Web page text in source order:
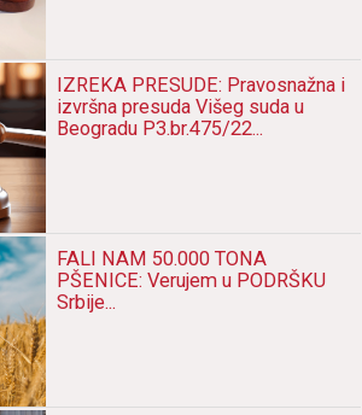
IZREKA PRESUDE: Pravosnažna i
izvršna presuda Višeg suda u
Beogradu P3.br.475/22...
FALI NAM 50.000 TONA
PŠENICE: Verujem u PODRŠKU
Srbije...